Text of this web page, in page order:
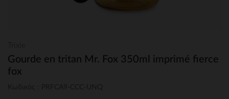
Gourde en tritan Mr. Fox 350ml imprimé fierce
fox